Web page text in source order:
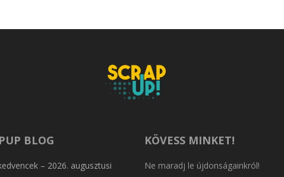
BLOG
– 2026. augusztusi
KÖVESS MINKET!
Ne maradj le újdonságainkról!